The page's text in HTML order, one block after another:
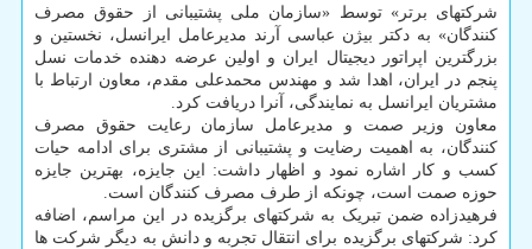
شرکتهای برتر» توسط «سازمان ملی پشتیبانی از حقوق مصرف
کنندگان» به دکتر بیژن عباسی آرند مدیرعامل ایرانسل، نخستین و
بزرگترین اپراتور دیجیتال ایران و اولین عرضه دهنده خدمات نسل
پنجم در ایران، اهدا شد و مهندس محمدعلی مقدم، معاون ارتباط با
مشتریان ایرانسل به نمایندگی، آنرا دریافت کرد.
معاون وزیر صمت و مدیرعامل سازمان رعایت حقوق مصرف
کنندگان، به اهمیت رضایت و پشتیبانی از مشتری برای ادامه حیات
کسب و کار اشاره نمود و اظهار داشت: این جایزه، بهترین جایزه
حوزه صمت است، چونکه از طرف مصرف کنندگان است.
فرهیدزاده ضمن تبریک به شرکتهای برگزیده در این مراسم، اضافه
کرد: شرکتهای برگزیده برای انتقال تجربه و دانش به دیگر شرکت ها